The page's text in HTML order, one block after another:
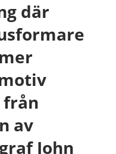
där
från
av
John